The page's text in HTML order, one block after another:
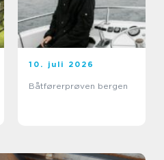
10. juli 2026
Båtførerprøven bergen